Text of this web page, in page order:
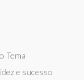
Tema
e sucesso